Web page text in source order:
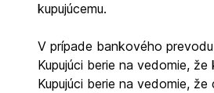
kupujúcemu.
V prípade bankového
Kupujúci berie na vedomie,
Kupujúci berie na vedomie,